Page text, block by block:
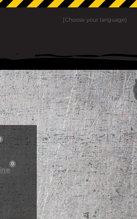
[Choose your language]
0